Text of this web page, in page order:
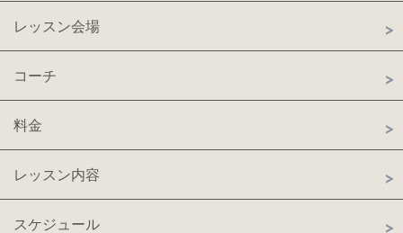
レッスン会場
コーチ
料金
レッスン内容
スケジュール